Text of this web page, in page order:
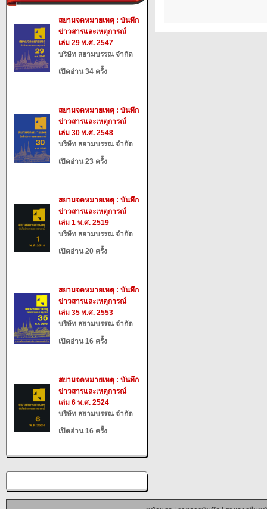
สยามจดหมายเหตุ : บันทึก
ข่าวสารและเหตุการณ์
เล่ม 29 พ.ศ. 2547
บริษัท สยามบรรณ จำกัด
เปิดอ่าน 34 ครั้ง
สยามจดหมายเหตุ : บันทึก
ข่าวสารและเหตุการณ์
เล่ม 30 พ.ศ. 2548
บริษัท สยามบรรณ จำกัด
เปิดอ่าน 23 ครั้ง
สยามจดหมายเหตุ : บันทึก
ข่าวสารและเหตุการณ์
เล่ม 1 พ.ศ. 2519
บริษัท สยามบรรณ จำกัด
เปิดอ่าน 20 ครั้ง
สยามจดหมายเหตุ : บันทึก
ข่าวสารและเหตุการณ์
เล่ม 35 พ.ศ. 2553
บริษัท สยามบรรณ จำกัด
เปิดอ่าน 16 ครั้ง
สยามจดหมายเหตุ : บันทึก
ข่าวสารและเหตุการณ์
เล่ม 6 พ.ศ. 2524
บริษัท สยามบรรณ จำกัด
เปิดอ่าน 16 ครั้ง